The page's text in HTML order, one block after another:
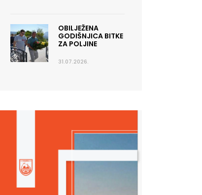
OBILJEŽENA
GODIŠNJICA BITKE
ZA POLJINE
31.07.2026.